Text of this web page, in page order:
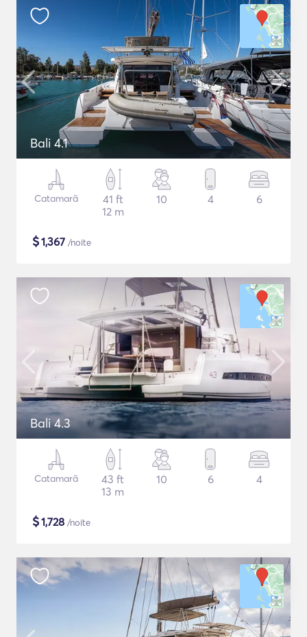
Bali 4.1
Catamarã
41 ft
12 m
10 4 6
$1,367 /noite
Bali 4.3
Catamarã
43 ft
13 m
10 6 4
$1,728 /noite